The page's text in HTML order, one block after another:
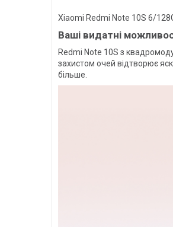
Xiaomi Redmi Note 10S 6/
Ваші видатні
Redmi Note 10S з
захистом очей відтворює
більше.